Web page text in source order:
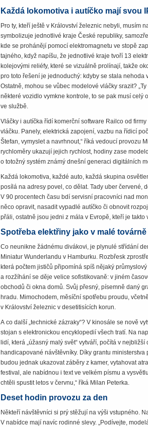
Každá lokomotiva i autíčko mají svou
Pro ty, kteří ještě v Království železnic nebyli, musím
symbolizuje jednotlivé kraje České republiky,
kde se prohánějí pomocí elektromagnetu ve stopě
tajného, když napíšu, že jednotlivé kraje tvoří 13
kolejovými reliéfy, které se vizuálně prolínají, takže
pro toto řešení je jednoduchý: kdyby se stala nehoda
Ostatně, mohou se vůbec modelové vláčky srazit?
některé vozidlo vymkne kontrole, to se pak musí celý
ve službě.
Vláčky i autíčka řídí komerční software Railco od
vláčku. Panely, elektrická zapojení, vazbu na řídicí
Štefan, vymyslet a navrhnout,“ říká vedoucí provozu
rychloměry ukazují jejich rychlost, hodiny zase
o totožný systém známý dnešní generaci digitálních
Každá lokomotiva, každé auto, každá skupina
posílá na adresy povel, co dělat. Tady uber červené,
V 90 procentech času bdí servisní pracovníci nad
něco opravit, nasadit vypadlé autíčko či obnovit
přáli, ostatně jsou jedni z mála v Evropě, kteří je takto
Spotřeba elektřiny jako v malé továrně
Co neunikne žádnému divákovi, je plynulé střídání
Miniatur Wunderlandu v Hamburku. Rozbřesk
která počtem jističů připomíná spíš nějaký
a rozžíhání se děje velice sofistikovaně: v jiném
obchodů či okna domů. Svůj přesný, písemně daný
hradu. Mimochodem, měsíční spotřebu proudu,
v Království železnic v desetitisících korun.
A co další „technické zázraky“? V kinosále se nově
stojan s elektronickou encyklopedií všech tratí. Na
lidí, která „úžasný malý svět“ vytváří, počítá v
handicapované návštěvníky. Díky grantu
budou jednak ukazovat záběry z kamer, vytahovat
festival, ale nabídnou i text ve velkém písmu a
chtěli spustit letos v červnu,“ říká Milan Peterka.
Deset hodin provozu za den
Někteří návštěvníci si prý stěžují na výši vstupného.
V nabídce mají navíc rodinné slevy. „Podívejte,